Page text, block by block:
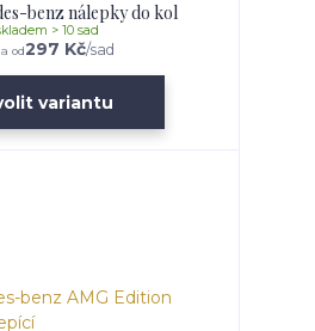
benz nálepky do kol
od297 Kč/sad
> 10 sad
variantu